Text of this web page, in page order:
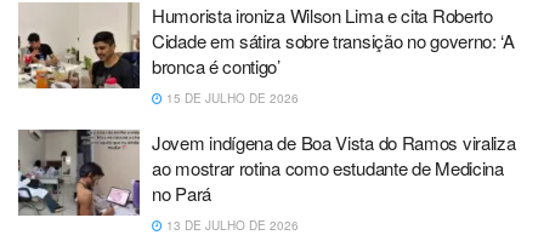
Humorista ironiza Wilson Lima e cita Roberto
Cidade em sátira sobre transição no governo: ‘A
bronca é contigo’
15 DE JULHO DE 2026
Jovem indígena de Boa Vista do Ramos viraliza
ao mostrar rotina como estudante de Medicina
no Pará
13 DE JULHO DE 2026